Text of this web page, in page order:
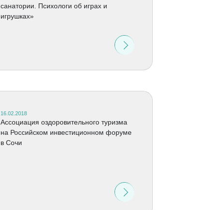
санатории. Психологи об играх и
игрушках»
16.02.2018
Ассоциация оздоровительного туризма
на Российском инвестиционном форуме
в Сочи